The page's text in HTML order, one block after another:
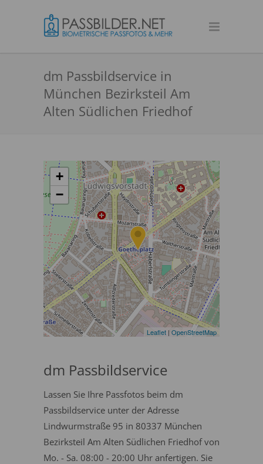
dm Passbildservice in
München Bezirksteil Am
Alten Südlichen Friedhof
+
−
Leaflet | OpenStreetMap
dm Passbildservice
Lassen Sie Ihre Passfotos beim dm
Passbildservice unter der Adresse
Lindwurmstraße 95 in 80337 München
Bezirksteil Am Alten Südlichen Friedhof von
Mo. - Sa. 08:00 - 20:00 Uhr anfertigen. Sie